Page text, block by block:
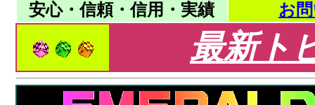
安心・信頼・信用・実績 お
最新ト